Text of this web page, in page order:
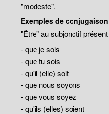
"modeste".
Exemples de conjugaison
"Être" au subjonctif présent
- que je sois
- que tu sois
- qu'il (elle) soit
- que nous soyons
- que vous soyez
- qu'ils (elles) soient